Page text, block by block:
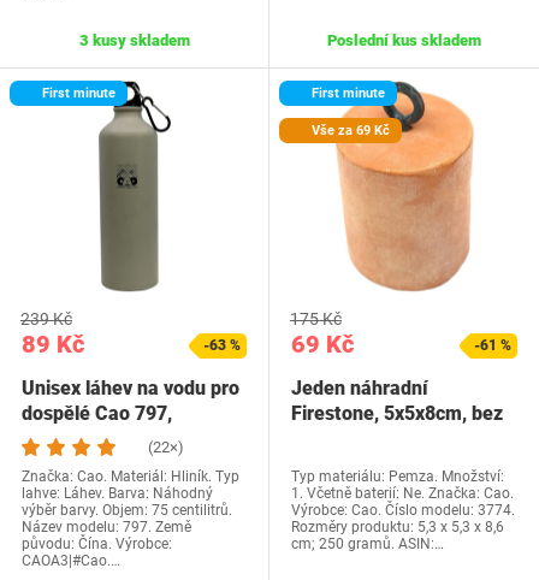
3 kusy skladem Poslední kus skladem
First minute
89 Kč
239 Kč
-63 %
Unisex láhev na vodu pro
dospělé Cao 797,
náhodný výběr…(22×)
Značka: Cao. Materiál: Hliník. Typ
lahve: Láhev. Barva: Náhodný
výběr barvy. Objem: 75 centilitrů.
Název modelu: 797. Země
původu: Čína. Výrobce:
CAOA3|#Cao.…
First minute
Vše za 69 Kč
69 Kč
175 Kč
-61 %
Jeden náhradní
Firestone, 5x5x8cm, bez
Typ materiálu: Pemza. Množství:
1. Včetně baterií: Ne. Značka: Cao.
Výrobce: Cao. Číslo modelu: 3774.
Rozměry produktu: 5,3 x 5,3 x 8,6
cm; 250 gramů. ASIN:…